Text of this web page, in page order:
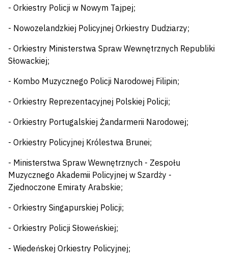
- Orkiestry Policji w Nowym Tajpej;
- Nowozelandzkiej Policyjnej Orkiestry Dudziarzy;
- Orkiestry Ministerstwa Spraw Wewnętrznych Republiki
Słowackiej;
- Kombo Muzycznego Policji Narodowej Filipin;
- Orkiestry Reprezentacyjnej Polskiej Policji;
- Orkiestry Portugalskiej Żandarmerii Narodowej;
- Orkiestry Policyjnej Królestwa Brunei;
- Ministerstwa Spraw Wewnętrznych - Zespołu
Muzycznego Akademii Policyjnej w Szardży -
Zjednoczone Emiraty Arabskie;
- Orkiestry Singapurskiej Policji;
- Orkiestry Policji Słoweńskiej;
- Wiedeńskej Orkiestry Policyjnej;